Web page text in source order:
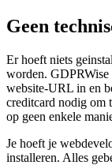
Geen
Er hoeft niets
worden. GDPRWise
website-URL in en
creditcard nodig om
op geen enkele
Je hoeft je
installeren. Alles